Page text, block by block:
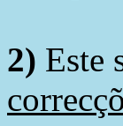
2) Este